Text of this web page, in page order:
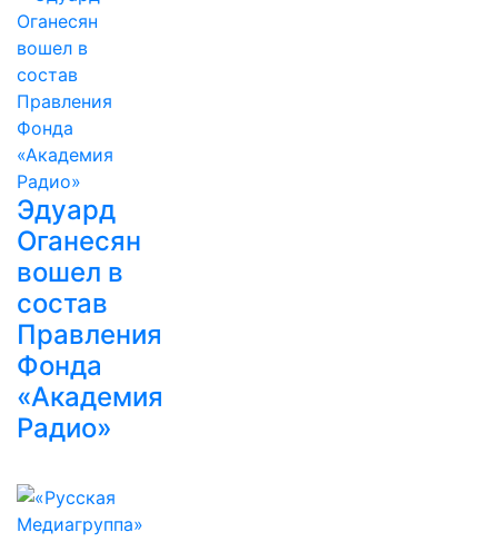
Эдуард
Оганесян
вошел в
состав
Правления
Фонда
«Академия
Радио»